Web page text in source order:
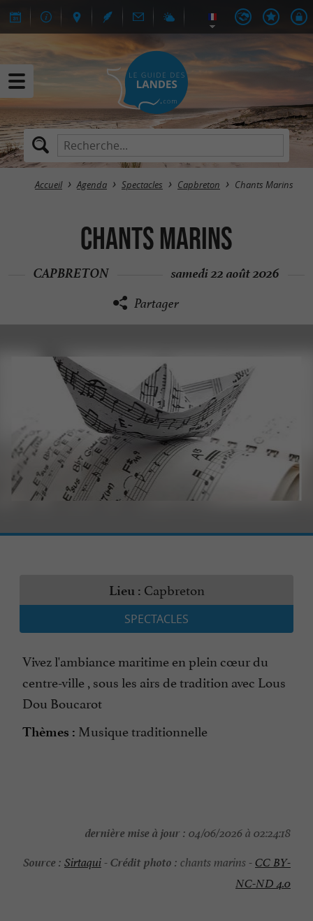
Accueil Agenda Spectacles Capbreton Chants Marins
Chants Marins
CAPBRETON samedi 22 août 2026
Partager
Lieu : Capbreton
SPECTACLES
Vivez l'ambiance maritime en plein cœur du
centre-ville , sous les airs de tradition avec Lous
Dou Boucarot
Thèmes : Musique traditionnelle
dernière mise à jour : 04/06/2026 à 02:24:18
Source : Sirtaqui-Crédit photo : chants marins -CC BY-
NC-ND 4.0